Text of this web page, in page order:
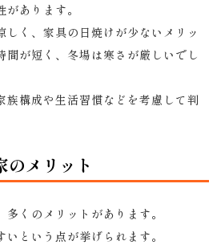
あります。
しく、家具の日焼けが少ないメリッ
間が短く、冬場は寒さが厳しいでし
族構成や生活習慣などを考慮して判
のメリット
くのメリットがあります。
という点が挙げられます。